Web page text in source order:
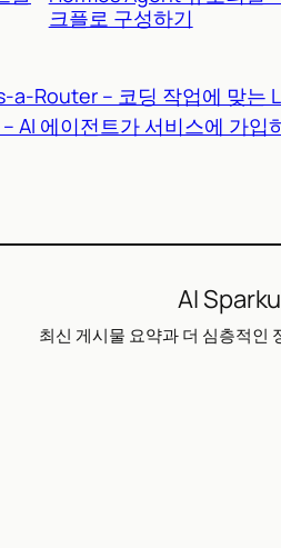
크플로 구성하기
Router – 코딩 작업에 맞는
AI 에이전트가 서비스에 가
AI
최신 게시물 요약과 더 심층적인